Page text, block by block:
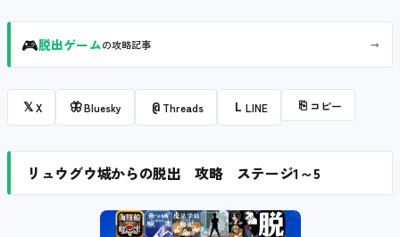
🎮脱出ゲームの攻略記事 →
𝕏X 🦋Bluesky @ Threads L LINE ⎘ コピー
リュウグウ城からの脱出 攻略 ステージ1～5